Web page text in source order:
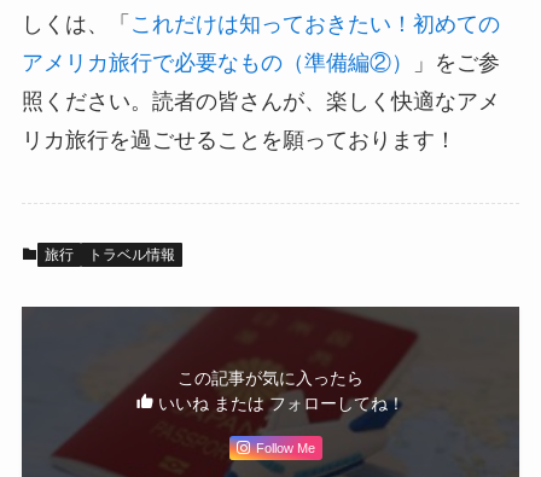
しくは、「 これだけは知っておきたい！初めての
アメリカ旅行で必要なもの（準備編②）
」をご参
照ください。読者の皆さんが、楽しく快適なアメ
リカ旅行を過ごせることを願っております！
旅行 トラベル情報
この記事が気に入ったら
いいね または フォローしてね！
Follow Me